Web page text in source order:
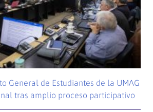
General de Estudiantes de la UMAG
tras amplio proceso participativo